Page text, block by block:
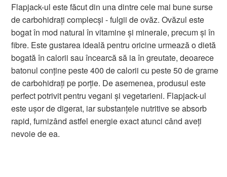
Flapjack-ul este făcut din una dintre cele mai bune surse
de carbohidrați complecși - fulgii de ovăz. Ovăzul este
bogat în mod natural în vitamine și minerale, precum și în
fibre. Este gustarea ideală pentru oricine urmează o dietă
bogată în calorii sau încearcă să ia în greutate, deoarece
batonul conține peste 400 de calorii cu peste 50 de grame
de carbohidrați pe porție. De asemenea, produsul este
perfect potrivit pentru vegani și vegetarieni. Flapjack-ul
este ușor de digerat, iar substanțele nutritive se absorb
rapid, furnizând astfel energie exact atunci când aveți
nevoie de ea.